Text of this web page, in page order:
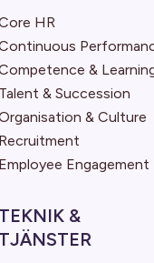
HR
&
Talent & Succession
& Culture
Recruitment
Employee Engagement
TEKNIK &
TJÄNSTER